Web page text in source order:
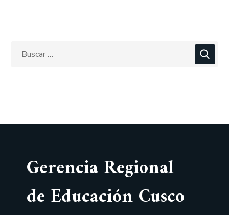
Gerencia Regional
de Educación Cusco